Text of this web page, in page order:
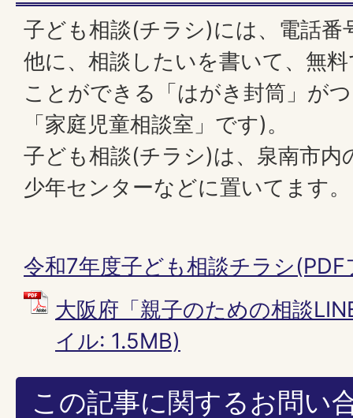
子ども相談(チラシ)には、電話
他に、相談したいを書いて、無
ことができる「はがき封筒」が
「家庭児童相談室」です)。
子ども相談(チラシ)は、泉南市内
少年センターなどに置いてます。
令和7年度子ども相談チラシ
大阪府「親子のための相談
イル: 1.5MB)
この記事に関するお問い